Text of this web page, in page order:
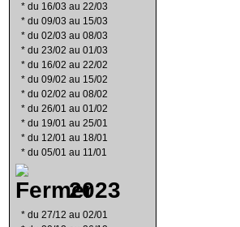
* du 16/03 au 22/03
* du 09/03 au 15/03
* du 02/03 au 08/03
* du 23/02 au 01/03
* du 16/02 au 22/02
* du 09/02 au 15/02
* du 02/02 au 08/02
* du 26/01 au 01/02
* du 19/01 au 25/01
* du 12/01 au 18/01
* du 05/01 au 11/01
2023
* du 27/12 au 02/01